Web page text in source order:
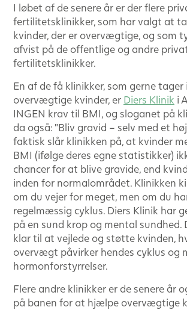
I løbet af de senere år er der flere
fertilitetsklinikker, som har valgt at
kvinder, der er overvægtige, og som
afvist på de offentlige og andre
fertilitetsklinikker.
En af de få klinikker, som gerne tager
overvægtige kvinder, er Diers Klinik i
INGEN krav til BMI, og sloganet på
da også: ”Bliv gravid – selv med et
faktisk slår klinikken på, at kvinder
BMI (ifølge deres egne statistikker)
chancer for at blive gravide, end
inden for normalområdet. Klinikken
om du vejer for meget, men om du
regelmæssig cyklus. Diers Klinik har
på en sund krop og mental sundhed.
klar til at vejlede og støtte kvinden,
overvægt påvirker hendes cyklus og
hormonforstyrrelser.
Flere andre klinikker er de senere år
på banen for at hjælpe overvægtige